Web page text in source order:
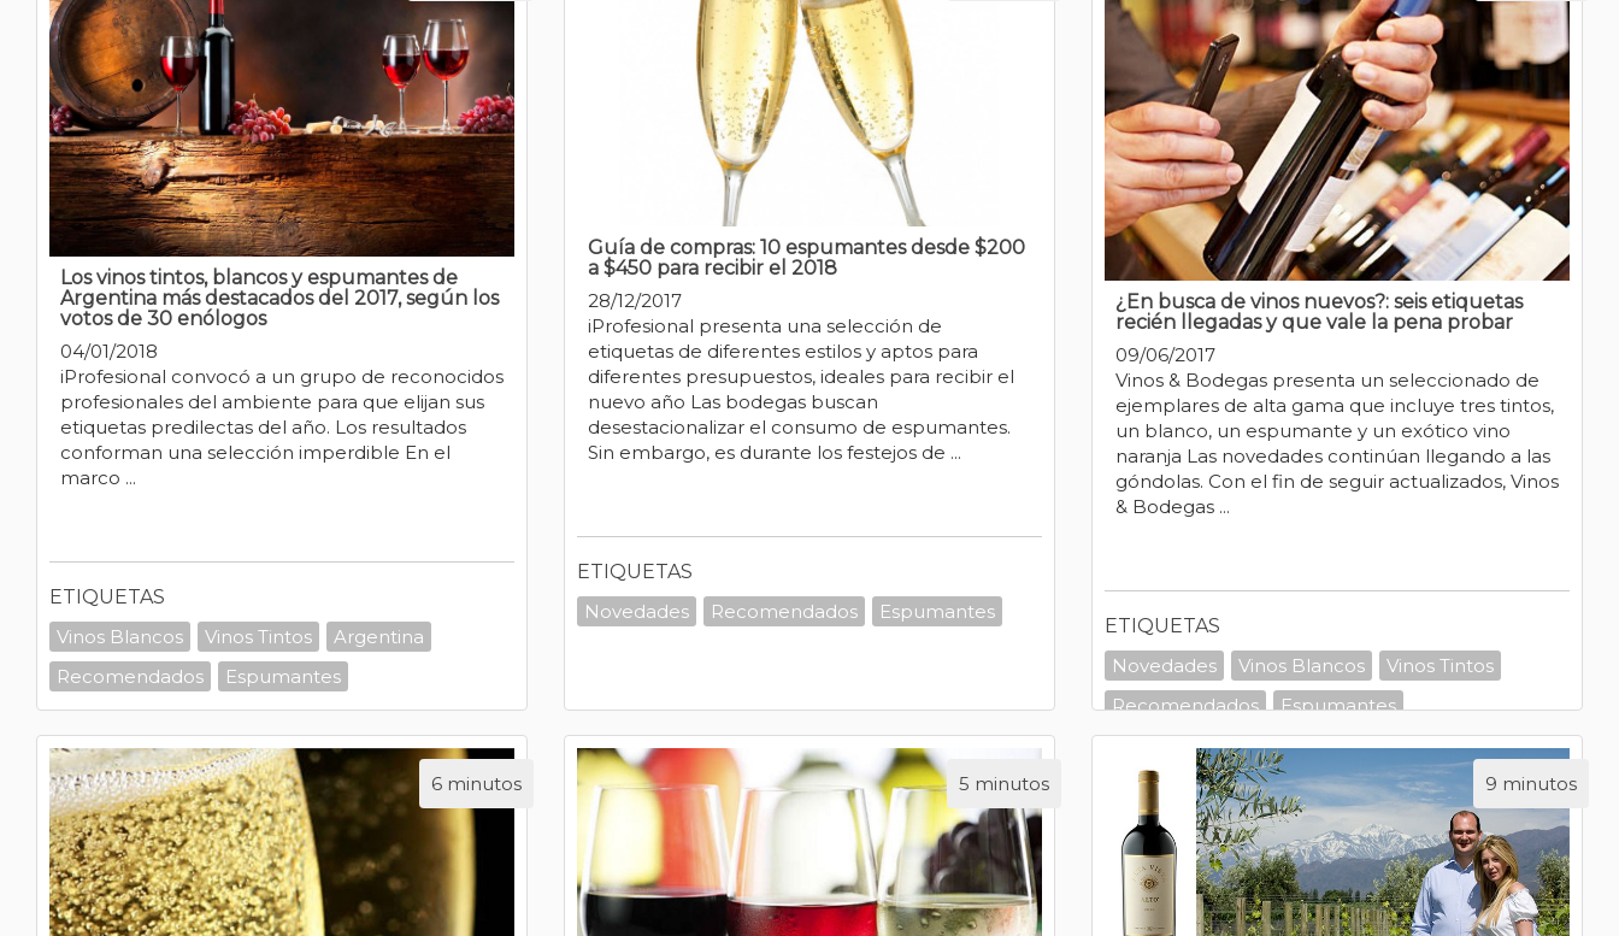
Los vinos tintos, blancos y espumantes de
Argentina más destacados del 2017, según los
votos de 30 enólogos
04/01/2018
iProfesional convocó a un grupo de reconocidos
profesionales del ambiente para que elijan sus
etiquetas predilectas del año. Los resultados
conforman una selección imperdible En el
marco ...
ETIQUETAS
Vinos Blancos
Vinos Tintos
Argentina
Recomendados
Espumantes
Guía de compras: 10 espumantes desde $200
a $450 para recibir el 2018
28/12/2017
iProfesional presenta una selección de
etiquetas de diferentes estilos y aptos para
diferentes presupuestos, ideales para recibir el
nuevo año Las bodegas buscan
desestacionalizar el consumo de espumantes.
Sin embargo, es durante los festejos de ...
ETIQUETAS
Novedades
Recomendados Espumantes
¿En busca de vinos nuevos?: seis etiquetas
recién llegadas y que vale la pena probar
09/06/2017
Vinos & Bodegas presenta un seleccionado de
ejemplares de alta gama que incluye tres tintos,
un blanco, un espumante y un exótico vino
naranja Las novedades continúan llegando a las
góndolas. Con el fin de seguir actualizados, Vinos
& Bodegas ...
ETIQUETAS
Novedades
Vinos Blancos
Vinos Tintos
Recomendados
Espumantes
6 minutos 5 minutos 9 minutos